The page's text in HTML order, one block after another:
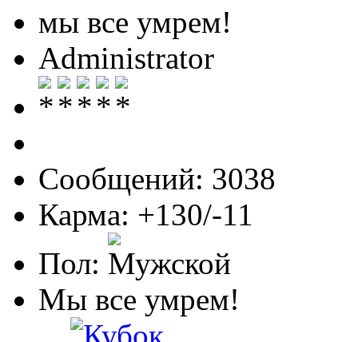
мы все умрем!
Administrator
Сообщений: 3038
Карма: +130/-11
Пол:
Мы все умрем!